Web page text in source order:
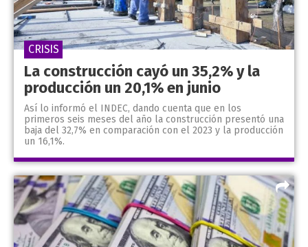
La construcción cayó un 35,2% y la
producción un 20,1% en junio
Así lo informó el INDEC, dando cuenta que en los
primeros seis meses del año la construcción presentó una
baja del 32,7% en comparación con el 2023 y la producción
un 16,1%.
CRISIS